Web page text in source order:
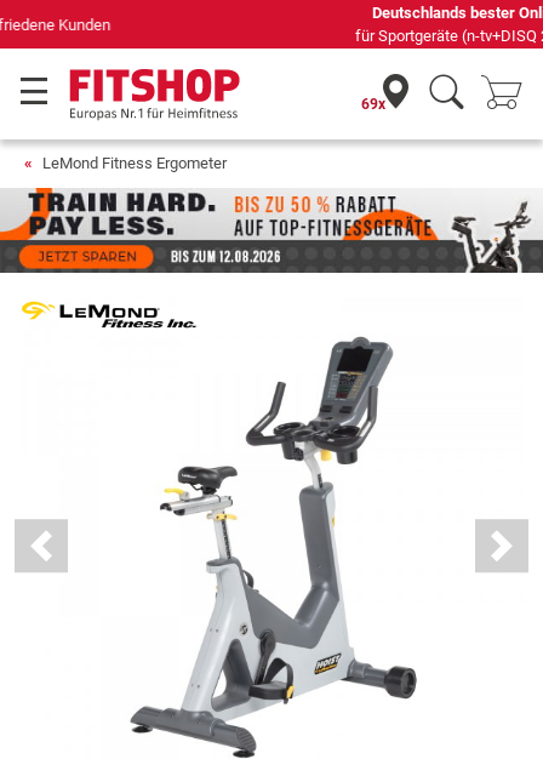
Deutschlands bester Online-Shop
für Sportgeräte (n-tv+DISQ 2016-2024)
69x
LeMond Fitness Ergometer
Previous Next